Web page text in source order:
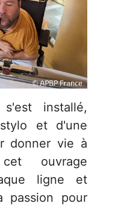
installé,
et d'une
donner vie à
ouvrage
ligne et
passion pour